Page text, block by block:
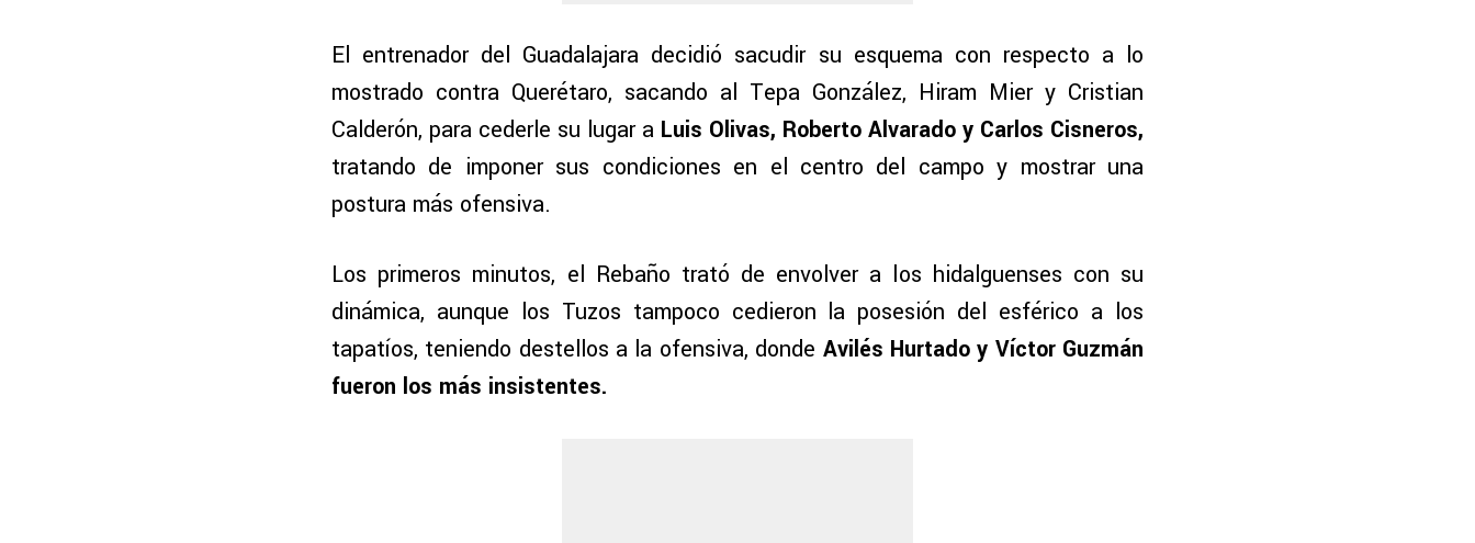
El entrenador del Guadalajara decidió sacudir su esquema con respecto a lo
mostrado contra Querétaro, sacando al Tepa González, Hiram Mier y Cristian
Calderón, para cederle su lugar a Luis Olivas, Roberto Alvarado y Carlos Cisneros,
tratando de imponer sus condiciones en el centro del campo y mostrar una
postura más ofensiva.
Los primeros minutos, el Rebaño trató de envolver a los hidalguenses con su
dinámica, aunque los Tuzos tampoco cedieron la posesión del esférico a los
tapatíos, teniendo destellos a la ofensiva, donde Avilés Hurtado y Víctor Guzmán
fueron los más insistentes.